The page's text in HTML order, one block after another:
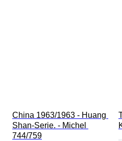
China 1963/1963 - Huang
Shan-Serie. - Michel
744/759